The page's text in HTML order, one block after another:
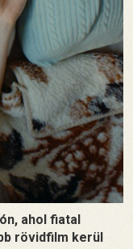
ahol fiatal
rövidfilm kerül